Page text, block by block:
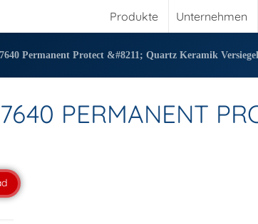
Produkte Unternehmen
Permanent Protect &#8211; Quartz Keramik
PERMANENT